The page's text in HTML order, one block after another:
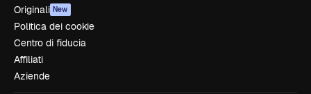
Originali New
Politica dei cookie
Centro di fiducia
Affiliati
Aziende